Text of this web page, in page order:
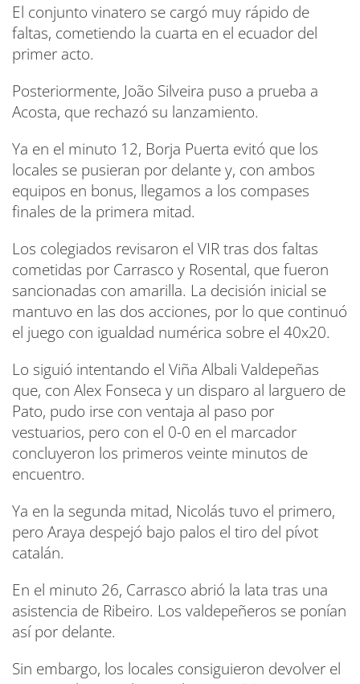
El conjunto vinatero se cargó muy rápido de
faltas, cometiendo la cuarta en el ecuador del
primer acto.
Posteriormente, João Silveira puso a prueba a
Acosta, que rechazó su lanzamiento.
Ya en el minuto 12, Borja Puerta evitó que los
locales se pusieran por delante y, con ambos
equipos en bonus, llegamos a los compases
finales de la primera mitad.
Los colegiados revisaron el VIR tras dos faltas
cometidas por Carrasco y Rosental, que fueron
sancionadas con amarilla. La decisión inicial se
mantuvo en las dos acciones, por lo que continuó
el juego con igualdad numérica sobre el 40x20.
Lo siguió intentando el Viña Albali Valdepeñas
que, con Alex Fonseca y un disparo al larguero de
Pato, pudo irse con ventaja al paso por
vestuarios, pero con el 0-0 en el marcador
concluyeron los primeros veinte minutos de
encuentro.
Ya en la segunda mitad, Nicolás tuvo el primero,
pero Araya despejó bajo palos el tiro del pívot
catalán.
En el minuto 26, Carrasco abrió la lata tras una
asistencia de Ribeiro. Los valdepeñeros se ponían
así por delante.
Sin embargo, los locales consiguieron devolver el